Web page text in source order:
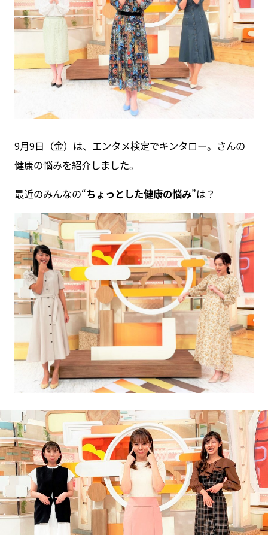
9月9日（金）は、エンタメ検定でキンタロー。さんの
健康の悩みを紹介しました。
最近のみんなの“ちょっとした健康の悩み”は？